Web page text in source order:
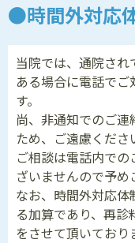
時間外対応
当院では、通院さ
ある場合に電話で
す。
尚、非通知でのご
ため、ご遠慮くださ
ご相談は電話内で
ざいませんので予め
なお、時間外対応
る加算であり、再
をさせて頂いており